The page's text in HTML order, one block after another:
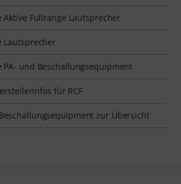
Aktive Fullrange Lautsprecher
Lautsprecher
PA- und Beschallungsequipment
für RCF
Beschallungsequipment zur Übersicht